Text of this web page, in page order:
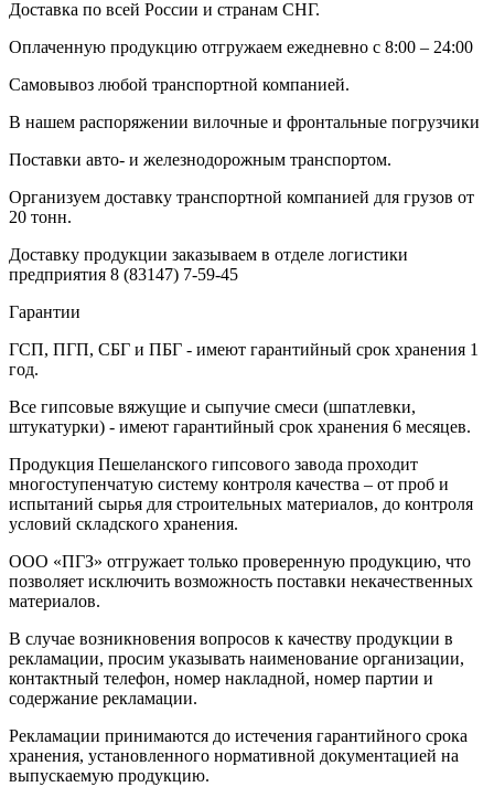
Доставка по всей России и странам СНГ.
Оплаченную продукцию отгружаем ежедневно с 8:00 – 24:00
Самовывоз любой транспортной компанией.
В нашем распоряжении вилочные и фронтальные погрузчики
Поставки авто- и железнодорожным транспортом.
Организуем доставку транспортной компанией для грузов от
20 тонн.
Доставку продукции заказываем в отделе логистики
предприятия 8 (83147) 7-59-45
Гарантии
ГСП, ПГП, СБГ и ПБГ - имеют гарантийный срок хранения 1
год.
Все гипсовые вяжущие и сыпучие смеси (шпатлевки,
штукатурки) - имеют гарантийный срок хранения 6 месяцев.
Продукция Пешеланского гипсового завода проходит
многоступенчатую систему контроля качества – от проб и
испытаний сырья для строительных материалов, до контроля
условий складского хранения.
ООО «ПГЗ» отгружает только проверенную продукцию, что
позволяет исключить возможность поставки некачественных
материалов.
В случае возникновения вопросов к качеству продукции в
рекламации, просим указывать наименование организации,
контактный телефон, номер накладной, номер партии и
содержание рекламации.
Рекламации принимаются до истечения гарантийного срока
хранения, установленного нормативной документацией на
выпускаемую продукцию.